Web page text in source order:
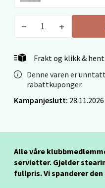
Frakt og klikk &
Denne varen er
rabattkuponger.
Kampanjeslutt: 28.11.2026
Alle våre
servietter. Gjelder
fullpris. Vi spanderer
Bergen - Thon